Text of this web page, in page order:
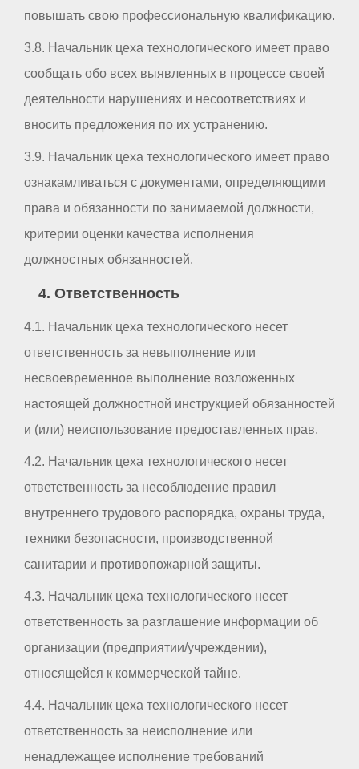
повышать свою профессиональную квалификацию.
3.8. Начальник цеха технологического имеет право
сообщать обо всех выявленных в процессе своей
деятельности нарушениях и несоответствиях и
вносить предложения по их устранению.
3.9. Начальник цеха технологического имеет право
ознакамливаться с документами, определяющими
права и обязанности по занимаемой должности,
критерии оценки качества исполнения
должностных обязанностей.
4. Ответственность
4.1. Начальник цеха технологического несет
ответственность за невыполнение или
несвоевременное выполнение возложенных
настоящей должностной инструкцией обязанностей
и (или) неиспользование предоставленных прав.
4.2. Начальник цеха технологического несет
ответственность за несоблюдение правил
внутреннего трудового распорядка, охраны труда,
техники безопасности, производственной
санитарии и противопожарной защиты.
4.3. Начальник цеха технологического несет
ответственность за разглашение информации об
организации (предприятии/учреждении),
относящейся к коммерческой тайне.
4.4. Начальник цеха технологического несет
ответственность за неисполнение или
ненадлежащее исполнение требований